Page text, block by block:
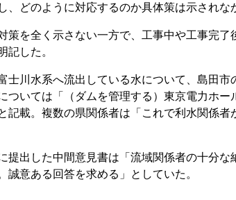
、どのように対応するのか具体策は示されな
を全く示さない一方で、工事中や工事完了
記した。
川水系へ流出している水について、島田市
ついては「（ダムを管理する）東京電力ホ
記載。複数の県関係者は「これで利水関係
出した中間意見書は「流域関係者の十分な
誠意ある回答を求める」としていた。